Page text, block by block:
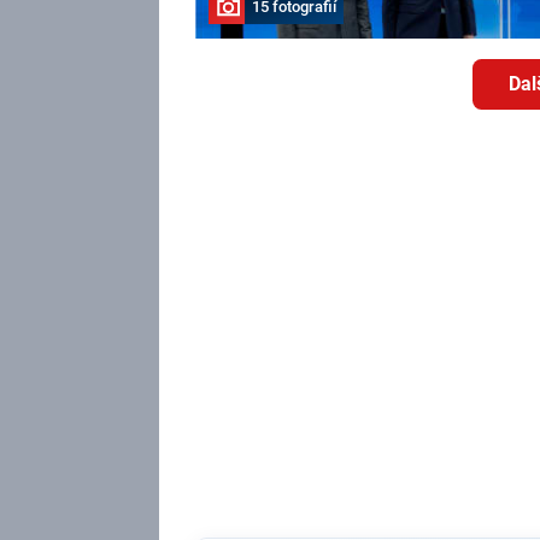
15 fotografií